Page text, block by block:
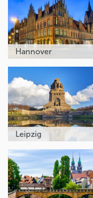
Hannover
Leipzig